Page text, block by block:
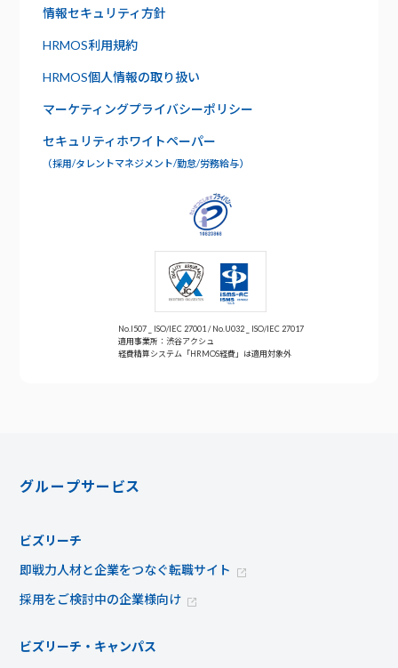
社内版ビズリーチ
日報管理
ワークフロー
年末調整
セキュリティ
サポート
よくあるご質問
情報セキュリティ方針
HRMOS利用規約
HRMOS個人情報の取り扱い
マーケティングプライバシーポリシー
セキュリティホワイトペーパー
（採用/タレントマネジメント/勤怠/労務給与）
No.I507 _ ISO/IEC 27001 / No.U032 _ ISO/IEC 27017
適用事業所：渋谷アクシュ
経費精算システム「HRMOS経費」は適用対象外
グループサービス
ビズリーチ
即戦力人材と企業をつなぐ転職サイト
採用をご検討中の企業様向け
ビズリーチ・キャンパス